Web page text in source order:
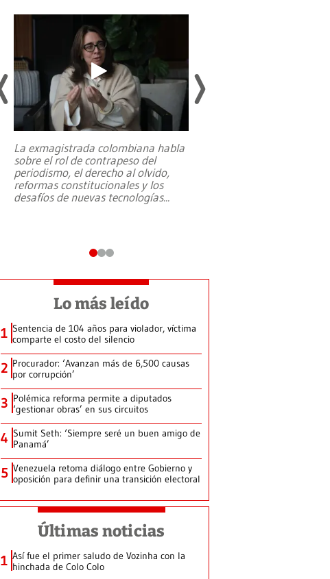
La exmagistrada colombiana habla
sobre el rol de contrapeso del
periodismo, el derecho al olvido,
reformas constitucionales y los
desafíos de nuevas tecnologías...
Lo más leído
1 Sentencia de 104 años para violador, víctima
comparte el costo del silencio
2 Procurador: ‘Avanzan más de 6,500 causas
por corrupción’
3 Polémica reforma permite a diputados
‘gestionar obras’ en sus circuitos
4 Sumit Seth: ‘Siempre seré un buen amigo de
Panamá’
5 Venezuela retoma diálogo entre Gobierno y
oposición para definir una transición electoral
Últimas noticias
1 Así fue el primer saludo de Vozinha con la
hinchada de Colo Colo